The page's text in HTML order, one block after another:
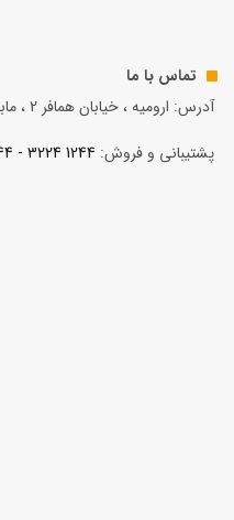
تماس با ما
آدرس: ارومیه ، خیابان همافر 2 ، مابين فلكه نه پله و کسری
پشتیبانی و فروش: 1244 3224 - 044